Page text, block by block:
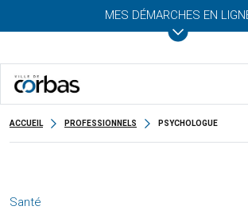
MES DÉMARCHES EN
ACCUEIL PROFESSIONNELS PSYCHOLOGUE
Santé